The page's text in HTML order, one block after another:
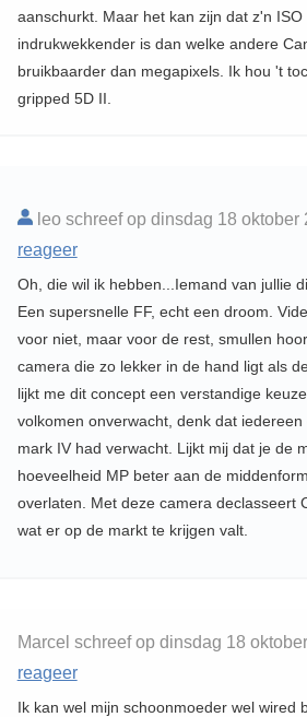
aanschurkt. Maar het kan zijn dat z'n
indrukwekkender is dan welke andere
bruikbaarder dan megapixels. Ik hou 't
gripped 5D II.
leo schreef op dinsdag 18 oktober
reageer
Oh, die wil ik hebben...Iemand van jullie
Een supersnelle FF, echt een droom.
voor niet, maar voor de rest, smullen
camera die zo lekker in de hand ligt als
lijkt me dit concept een verstandige
volkomen onverwacht, denk dat
mark IV had verwacht. Lijkt mij dat je de
hoeveelheid MP beter aan de
overlaten. Met deze camera declasseert
wat er op de markt te krijgen valt.
Marcel schreef op dinsdag 18
reageer
Ik kan wel mijn schoonmoeder wel wired